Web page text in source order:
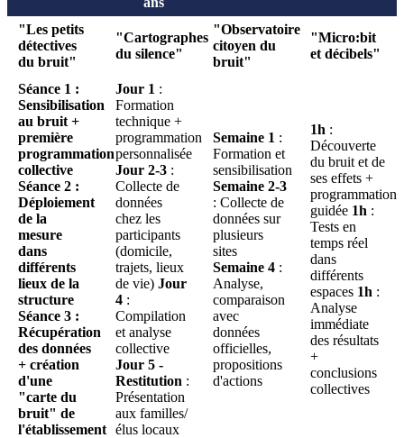
"Les petits
détectives
du bruit"
"Cartographes
du silence"
"Observatoire
citoyen du
bruit"
"Micro:bit
et décibels"
Séance 1 :
Sensibilisation
au bruit +
première
programmation
collective
Séance 2 :
Déploiement
de la
mesure
dans
différents
lieux de la
structure
Séance 3 :
Récupération
des données
+ création
d'une
"carte du
bruit" de
l'établissement
Jour 1 :
Formation
technique +
programmation
personnalisée
Jour 2-3 :
Collecte de
données
chez les
participants
(domicile,
trajets, lieux
de vie) Jour
4 :
Compilation
et analyse
collective
Jour 5 -
Restitution :
Présentation
aux familles/
élus locaux
Semaine 1 :
Formation et
sensibilisation
Semaine 2-3
: Collecte de
données sur
plusieurs
sites
Semaine 4 :
Analyse,
comparaison
avec
données
officielles,
propositions
d'actions
1h :
Découverte
du bruit et de
ses effets +
programmation
guidée 1h :
Tests en
temps réel
dans
différents
espaces 1h :
Analyse
immédiate
des résultats
+
conclusions
collectives